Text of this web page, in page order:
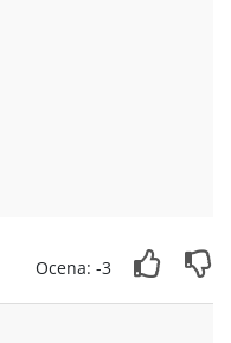
Ocena: -3